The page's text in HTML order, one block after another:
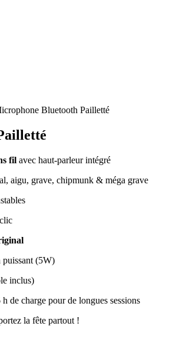
Bluetooth Pailletté
fil avec haut-parleur intégré
aigu, grave, chipmunk & méga grave
puissant (5W)
inclus)
h de charge pour de longues sessions
la fête partout !